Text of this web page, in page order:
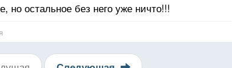
но остальное без него уже ничто!!!